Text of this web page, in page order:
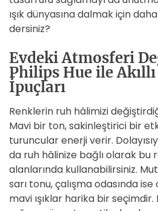
ışık dünyasına dalmak için
dersiniz?
Evdeki Atmosferi
Philips Hue ile
İpuçları
Renklerin ruh hâlimizi
Mavi bir ton, sakinleştirici bir
turuncular enerji verir.
da ruh hâlinize bağlı olarak bu
alanlarında kullanabilirsiniz.
sarı tonu, çalışma odasında
mavi ışıklar harika bir